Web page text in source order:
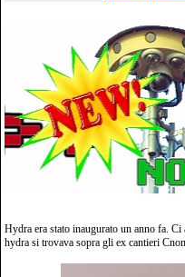
Hydra era stato inaugurato un anno fa. Ci
hydra si trovava sopra gli ex cantieri